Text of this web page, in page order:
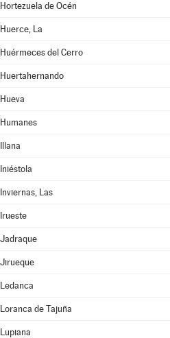
Hortezuela de Océn
Huerce, La
Huérmeces del Cerro
Huertahernando
Hueva
Humanes
Illana
Iniéstola
Inviernas, Las
Irueste
Jadraque
Jirueque
Ledanca
Loranca de Tajuña
Lupiana